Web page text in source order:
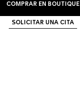
COMPRAR EN BOUTIQUE
SOLICITAR UNA CITA